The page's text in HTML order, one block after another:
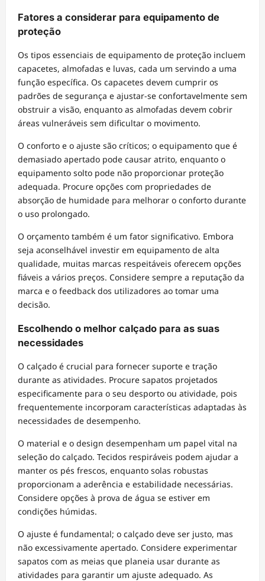
Fatores a considerar para equipamento de
proteção
Os tipos essenciais de equipamento de proteção incluem
capacetes, almofadas e luvas, cada um servindo a uma
função específica. Os capacetes devem cumprir os
padrões de segurança e ajustar-se confortavelmente sem
obstruir a visão, enquanto as almofadas devem cobrir
áreas vulneráveis sem dificultar o movimento.
O conforto e o ajuste são críticos; o equipamento que é
demasiado apertado pode causar atrito, enquanto o
equipamento solto pode não proporcionar proteção
adequada. Procure opções com propriedades de
absorção de humidade para melhorar o conforto durante
o uso prolongado.
O orçamento também é um fator significativo. Embora
seja aconselhável investir em equipamento de alta
qualidade, muitas marcas respeitáveis oferecem opções
fiáveis a vários preços. Considere sempre a reputação da
marca e o feedback dos utilizadores ao tomar uma
decisão.
Escolhendo o melhor calçado para as suas
necessidades
O calçado é crucial para fornecer suporte e tração
durante as atividades. Procure sapatos projetados
especificamente para o seu desporto ou atividade, pois
frequentemente incorporam características adaptadas às
necessidades de desempenho.
O material e o design desempenham um papel vital na
seleção do calçado. Tecidos respiráveis podem ajudar a
manter os pés frescos, enquanto solas robustas
proporcionam a aderência e estabilidade necessárias.
Considere opções à prova de água se estiver em
condições húmidas.
O ajuste é fundamental; o calçado deve ser justo, mas
não excessivamente apertado. Considere experimentar
sapatos com as meias que planeia usar durante as
atividades para garantir um ajuste adequado. As